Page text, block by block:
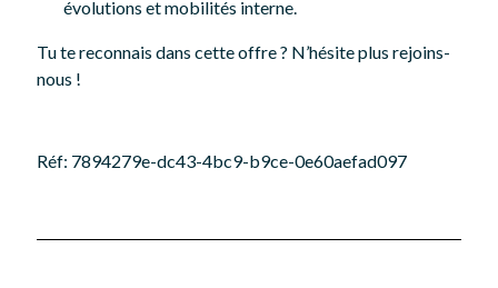
évolutions et mobilités interne.
Tu te reconnais dans cette offre ? N’hésite plus rejoins-
nous !
Réf: 7894279e-dc43-4bc9-b9ce-0e60aefad097